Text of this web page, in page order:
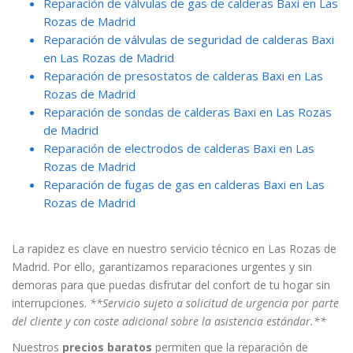
Reparación de válvulas de gas de calderas Baxi en Las
Rozas de Madrid
Reparación de válvulas de seguridad de calderas Baxi
en Las Rozas de Madrid
Reparación de presostatos de calderas Baxi en Las
Rozas de Madrid
Reparación de sondas de calderas Baxi en Las Rozas
de Madrid
Reparación de electrodos de calderas Baxi en Las
Rozas de Madrid
Reparación de fugas de gas en calderas Baxi en Las
Rozas de Madrid
La rapidez es clave en nuestro servicio técnico en Las Rozas de
Madrid. Por ello, garantizamos reparaciones urgentes y sin
demoras para que puedas disfrutar del confort de tu hogar sin
interrupciones. **Servicio sujeto a solicitud de urgencia por parte
del cliente y con coste adicional sobre la asistencia estándar.**
Nuestros precios baratos permiten que la reparación de